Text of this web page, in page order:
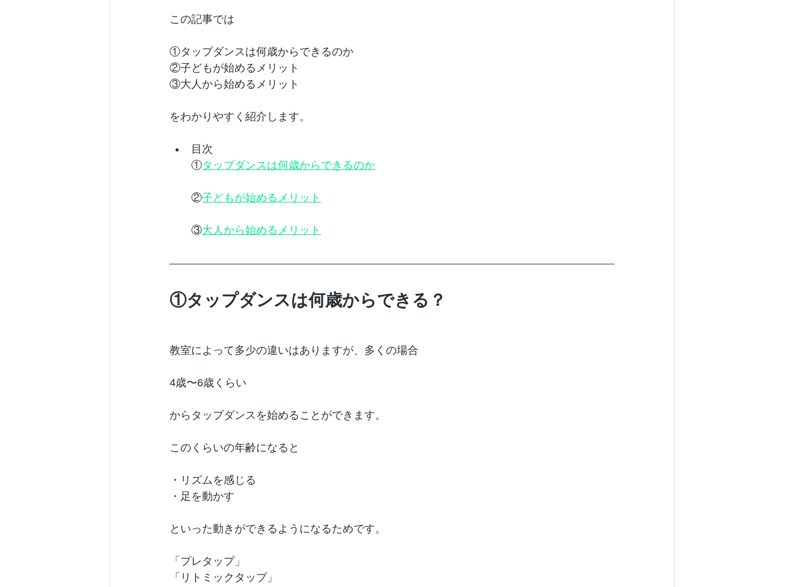
この記事では
①タップダンスは何歳からできるのか
②子どもが始めるメリット
③大人から始めるメリット
をわかりやすく紹介します。
目次
①タップダンスは何歳からできるのか
②子どもが始めるメリット
③大人から始めるメリット
①タップダンスは何歳からできる？
教室によって多少の違いはありますが、多くの場合
4歳〜6歳くらい
からタップダンスを始めることができます。
このくらいの年齢になると
・リズムを感じる
・足を動かす
といった動きができるようになるためです。
「プレタップ」
「リトミックタップ」